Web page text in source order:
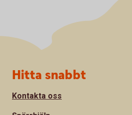
Sidfot
Hitta snabbt
Kontakta oss